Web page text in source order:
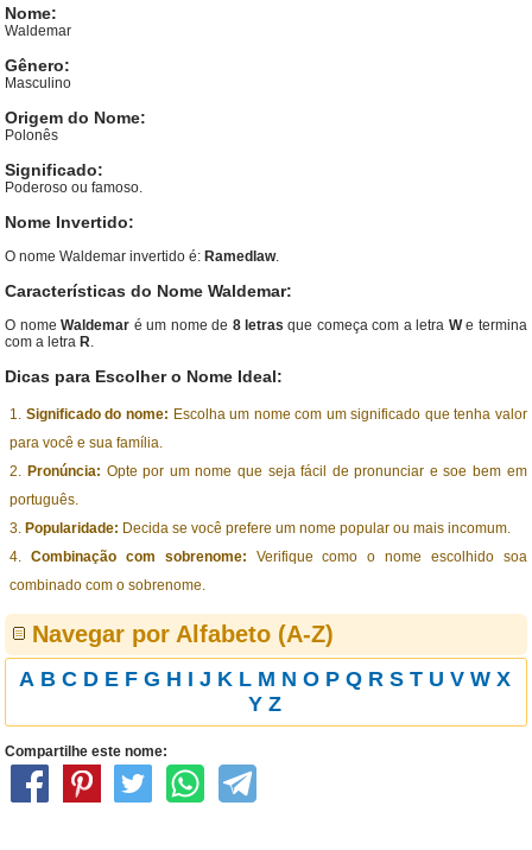
Nome:
Waldemar
Gênero:
Masculino
Origem do Nome:
Polonês
Significado:
Poderoso ou famoso.
Nome Invertido:
O nome Waldemar invertido é: Ramedlaw.
Características do Nome Waldemar:
O nomeWaldemar é um nome de 8 letras que começa com a letra We termina
com a letra R.
Dicas para Escolher o Nome Ideal:
Significado do nome: Escolha um nome com um significado que tenha valor
para você e sua família.
Pronúncia: Opte por um nome que seja fácil de pronunciar e soe bem em
português.
Popularidade: Decida se você prefere um nome popular ou mais incomum.
Combinação com sobrenome: Verifique como o nome escolhido soa
combinado com o sobrenome.
Navegar por Alfabeto (A-Z)
A B C D E F G H I J K L M N O P Q R S T U V W X
Y Z
Compartilhe este nome: